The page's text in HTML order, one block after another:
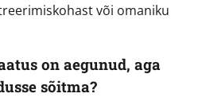
või omaniku
on aegunud, aga
sõitma?